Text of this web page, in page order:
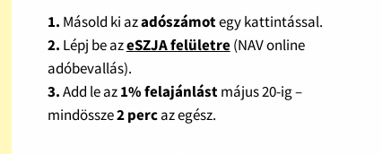
1. Másold ki azadószámotegy kattintással.
2. Lépj be azeSZJA felületre(NAV online
adóbevallás).
3.Add le az1% felajánlástmájus 20-ig –
mindössze2 percaz egész.